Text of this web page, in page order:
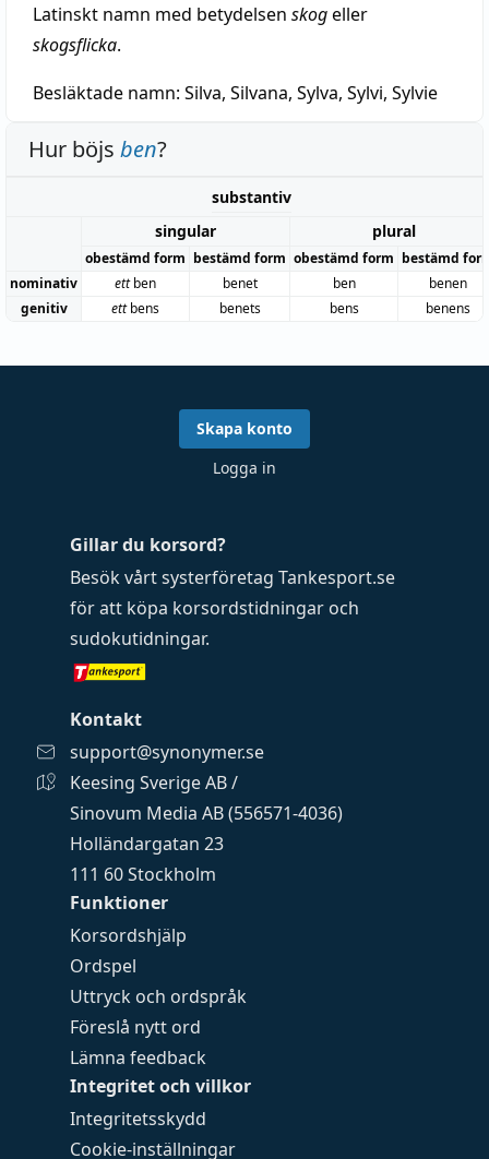
Latinskt namn med betydelsen skogeller
skogsflicka.
Besläktade namn: Silva, Silvana, Sylva, Sylvi, Sylvie
Hur böjs ben?
substantiv
singular
plural
obestämd form bestämd form obestämd form bestämd
nominativ
ettben benet ben
benen
genitiv
ettbens benets bens benens
Funktioner
Korsordshjälp
Ordspel
Uttryck och ordspråk
Föreslå nytt ord
Lämna feedback
Integritet och villkor
Integritetsskydd
Cookie-inställningar
Gillar du korsord?
Besök vårt systerföretag Tankesport.se
för att köpa korsordstidningar och
sudokutidningar.
Kontakt
support@synonymer.se
Keesing Sverige AB /
Sinovum Media AB (556571-4036)
Holländargatan 23
111 60 Stockholm
Skapa konto
Logga in